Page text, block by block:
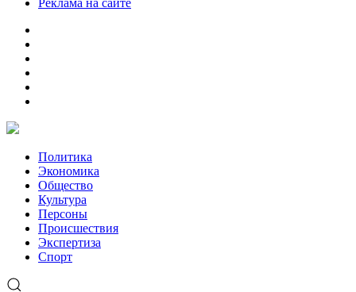
Реклама на сайте
Политика
Экономика
Общество
Культура
Персоны
Происшествия
Экспертиза
Спорт